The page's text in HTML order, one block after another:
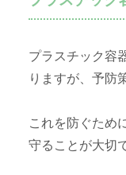
プラスチック容
りますが、予防
これを防ぐため
守ることが大切